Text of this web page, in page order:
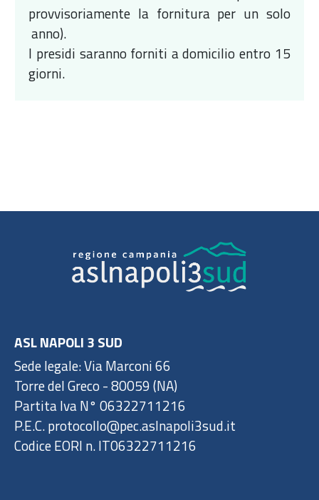
provvisoriamente la fornitura per un solo
anno).
I presidi saranno forniti a domicilio entro 15
giorni.
ASL NAPOLI 3 SUD
Sede legale: Via Marconi 66
Torre del Greco - 80059 (NA)
Partita Iva N° 06322711216
P.E.C. protocollo@pec.aslnapoli3sud.it
Codice EORI n. IT06322711216